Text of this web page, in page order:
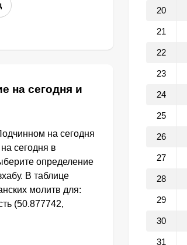
на сегодня и
на сегодня
сегодня в
определение
В таблице
молитв для:
(50.877742,
20
21
22
23
24
25
26
27
28
29
30
31